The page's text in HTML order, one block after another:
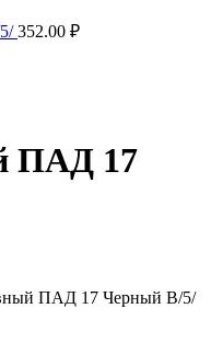
352.00 ₽
ПАД 17
ПАД 17 Черный В/5/